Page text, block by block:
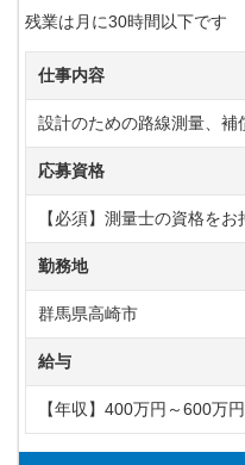
残業は月に30時間以下です
仕事内容
設計のための路線測量、補
応募資格
【必須】測量士の資格を
勤務地
群馬県高崎市
給与
【年収】400万円～600万円